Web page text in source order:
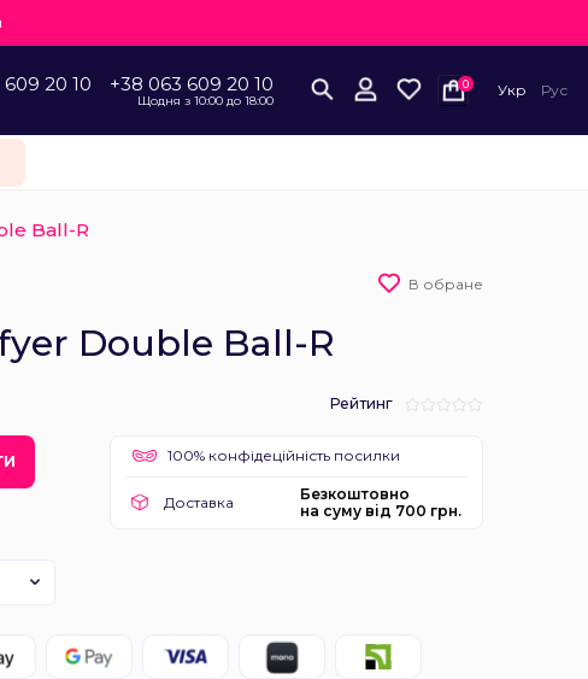
20 10 +38 063 609 20 10
Щодня з 10:00 до 18:00
0 Укр Рус
Ball-R
В обране
Double Ball-R
Рейтинг
100% конфідеційність посилки
Доставка
Безкоштовно
на суму від 700 грн.